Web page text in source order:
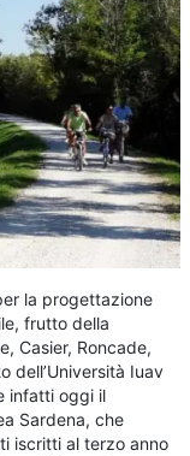
la progettazione
frutto della
Casier, Roncade,
dell’Università Iuav
infatti oggi il
Sardena, che
iscritti al terzo anno